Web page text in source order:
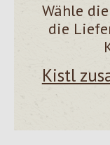
Wähle
die
Kistl